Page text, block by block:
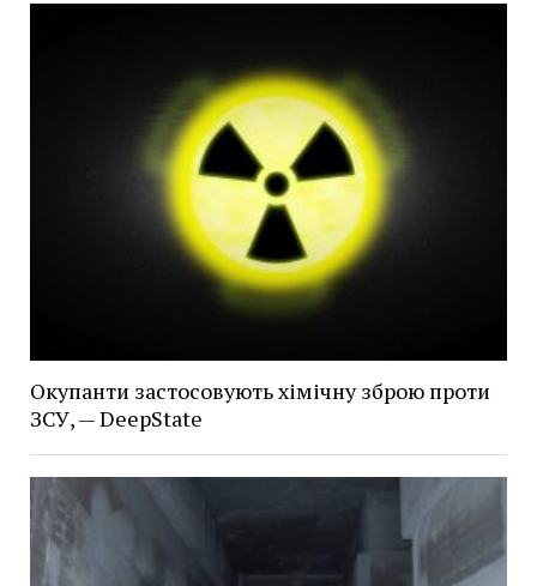
Окупанти застосовують хімічну зброю проти
ЗСУ, — DeepState